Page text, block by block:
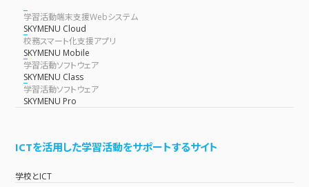
学習活動端末支援Webシステム
SKYMENU Cloud
校務スマート化支援アプリ
SKYMENU Mobile
学習活動ソフトウェア
SKYMENU Class
学習活動ソフトウェア
SKYMENU Pro
ICTを活用した学習活動をサポートするサイト
学校とICT